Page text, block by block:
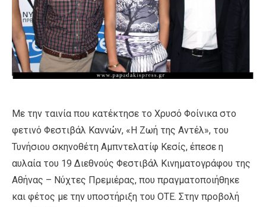
Με την ταινία που κατέκτησε το Χρυσό Φοίνικα στο
φετινό Φεστιβάλ Καννών, «Η Ζωή της Αντέλ», του
Τυνήσιου σκηνοθέτη Αμπντελατίφ Κεσίς, έπεσε η
αυλαία του 19 Διεθνούς Φεστιβάλ Κινηματογράφου της
Αθήνας – Νύχτες Πρεμιέρας, που πραγματοποιήθηκε
και φέτος με την υποστήριξη του ΟΤΕ. Στην προβολή